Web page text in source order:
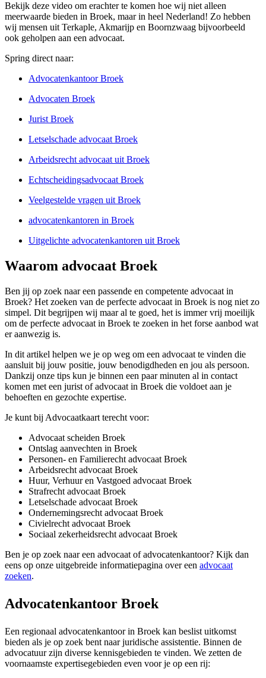
Bekijk deze video om erachter te komen hoe wij niet alleen
meerwaarde bieden in Broek, maar in heel Nederland! Zo hebben
wij mensen uit Terkaple, Akmarijp en Boornzwaag bijvoorbeeld
ook geholpen aan een advocaat.
Spring direct naar:
Advocatenkantoor Broek
Advocaten Broek
Jurist Broek
Letselschade advocaat Broek
Arbeidsrecht advocaat uit Broek
Echtscheidingsadvocaat Broek
Veelgestelde vragen uit Broek
advocatenkantoren in Broek
Uitgelichte advocatenkantoren uit Broek
Waarom advocaat Broek
Ben jij op zoek naar een passende en competente advocaat in
Broek? Het zoeken van de perfecte advocaat in Broek is nog niet zo
simpel. Dit begrijpen wij maar al te goed, het is immer vrij moeilijk
om de perfecte advocaat in Broek te zoeken in het forse aanbod wat
er aanwezig is.
In dit artikel helpen we je op weg om een advocaat te vinden die
aansluit bij jouw positie, jouw benodigdheden en jou als persoon.
Dankzij onze tips kun je binnen een paar minuten al in contact
komen met een jurist of advocaat in Broek die voldoet aan je
behoeften en gezochte expertise.
Je kunt bij Advocaatkaart terecht voor:
Advocaat scheiden Broek
Ontslag aanvechten in Broek
Personen- en Familierecht advocaat Broek
Arbeidsrecht advocaat Broek
Huur, Verhuur en Vastgoed advocaat Broek
Strafrecht advocaat Broek
Letselschade advocaat Broek
Ondernemingsrecht advocaat Broek
Civielrecht advocaat Broek
Sociaal zekerheidsrecht advocaat Broek
Ben je op zoek naar een advocaat of advocatenkantoor? Kijk dan
eens op onze uitgebreide informatiepagina over een advocaat
zoeken.
Advocatenkantoor Broek
Een regionaal advocatenkantoor in Broek kan beslist uitkomst
bieden als je op zoek bent naar juridische assistentie. Binnen de
advocatuur zijn diverse kennisgebieden te vinden. We zetten de
voornaamste expertisegebieden even voor je op een rij: